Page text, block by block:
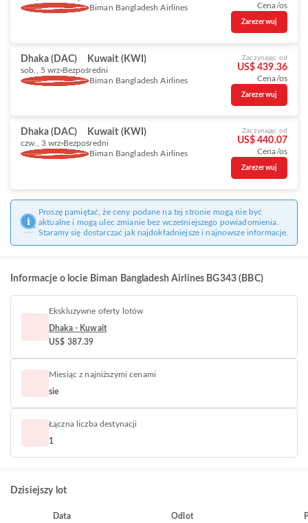
Biman Bangladesh Airlines
Cena/os
Zarezerwuj
Dhaka (DAC) Kuwait (KWI)
sob., 5 wrz Bezpośredni
Biman Bangladesh Airlines
Zaczynając od
US$ 439.36
Cena/os
Zarezerwuj
Dhaka (DAC) Kuwait (KWI)
czw., 3 wrz Bezpośredni
Biman Bangladesh Airlines
Zaczynając od
US$ 440.07
Cena/os
Zarezerwuj
Proszę pamiętać, że ceny podane na tej stronie mogą nie być
aktualne i mogą ulec zmianie bez wcześniejszego powiadomienia.
Staramy się dostarczać jak najdokładniejsze i najnowsze informacje.
Informacje o locie Biman Bangladesh Airlines BG343 (BBC)
Ekskluzywne oferty lotów
Dhaka - Kuwait
US$ 387.39
Miesiąc z najniższymi cenami
sie
Łączna liczba destynacji
1
Dzisiejszy lot
Data Odlot